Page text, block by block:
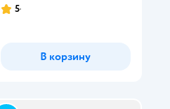
Рейтинг:
5
В корзину